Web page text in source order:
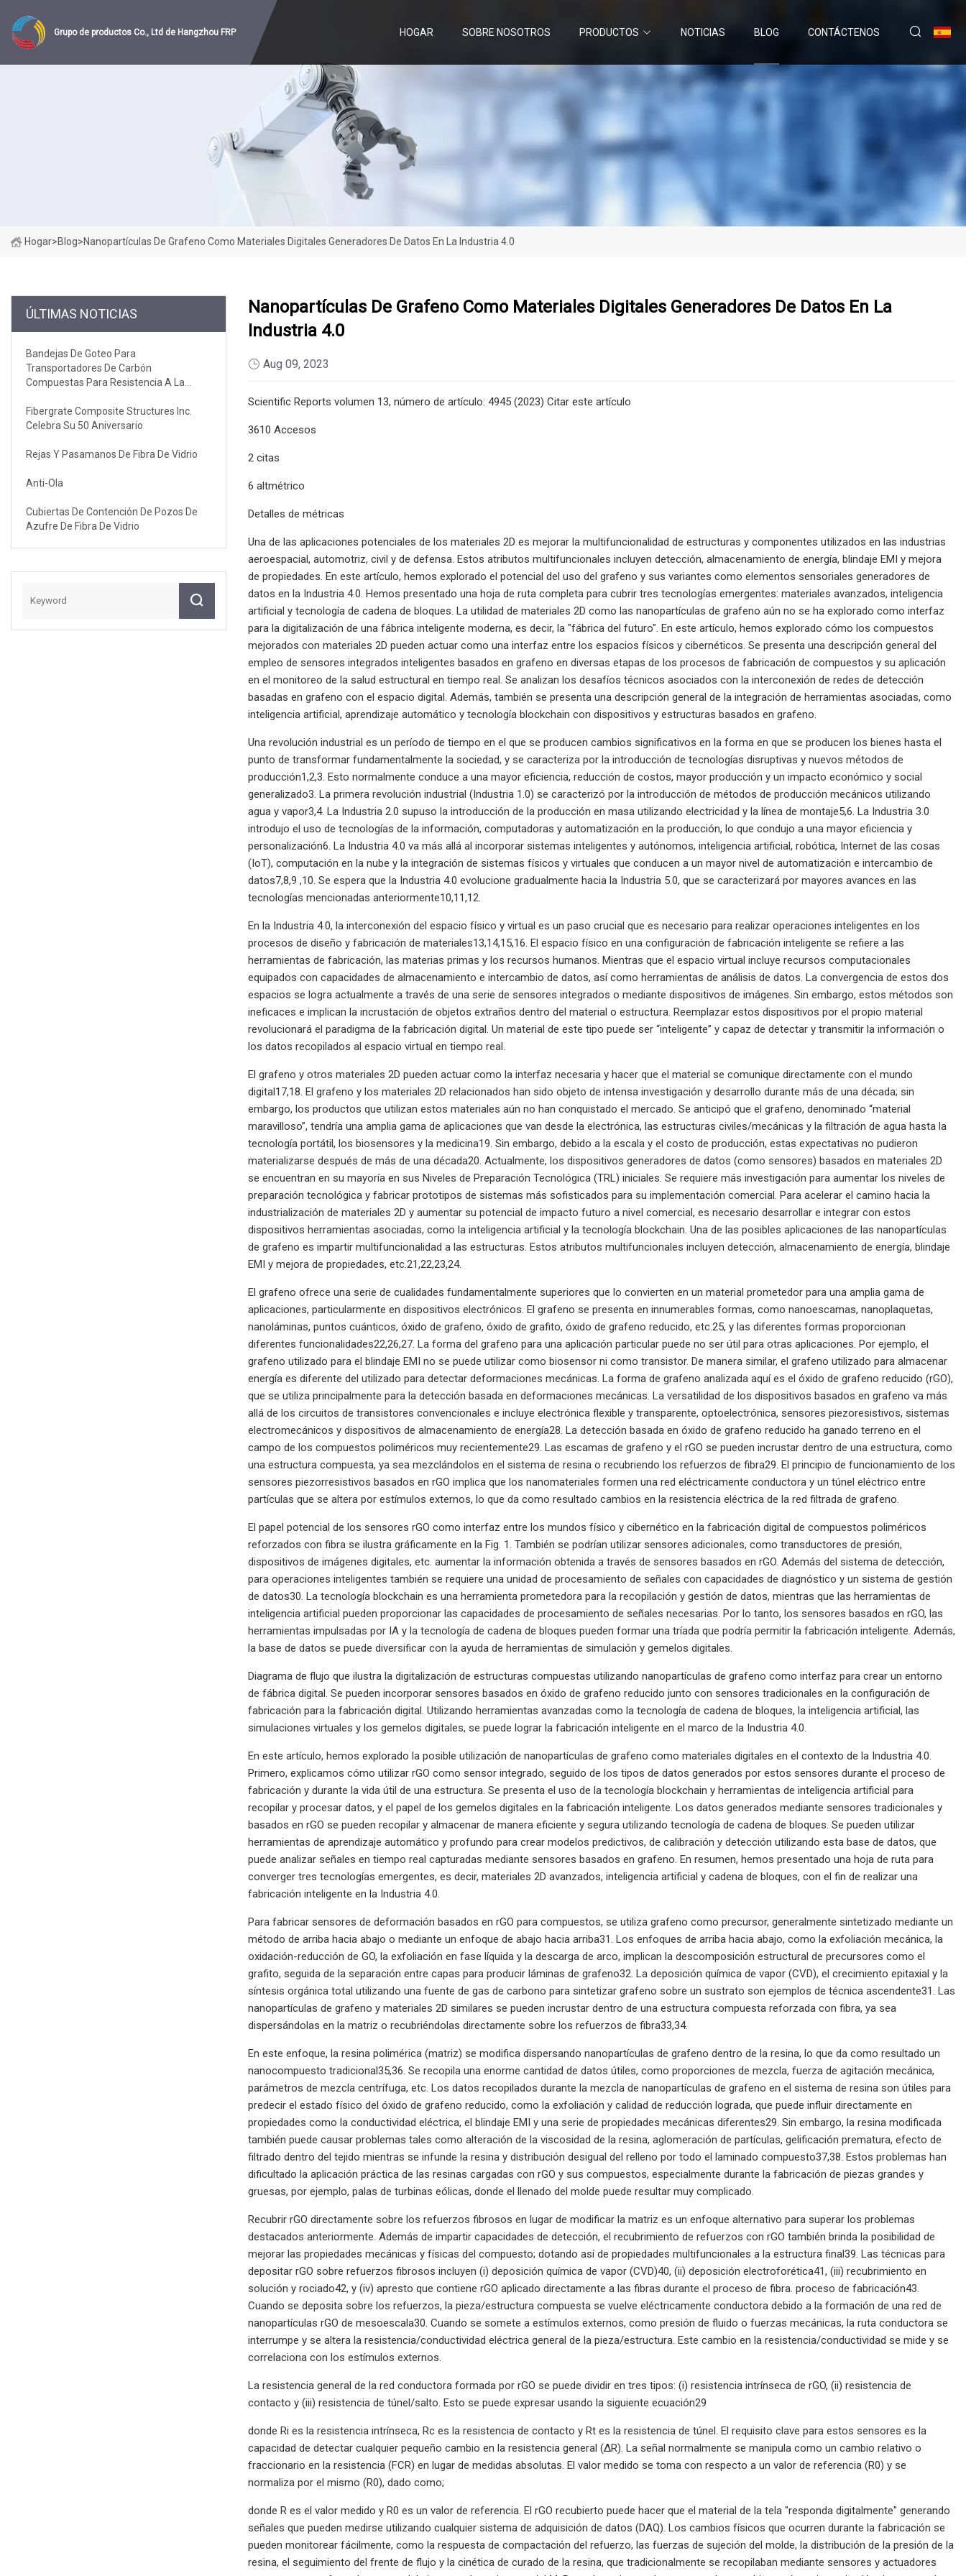
Grupo de productos Co., Ltd de Hangzhou FRP HOGAR SOBRE NOSOTROS PRODUCTOS NOTICIAS BLOG CONTÁCTENOS
Hogar>Blog>Nanopartículas De Grafeno Como Materiales Digitales Generadores De Datos En La Industria 4.0
ÚLTIMAS NOTICIAS
Bandejas De Goteo Para
Transportadores De Carbón
Compuestas Para Resistencia A La
Fibergrate Composite Structures Inc.
Celebra Su 50 Aniversario
Rejas Y Pasamanos De Fibra De Vidrio
Anti-Ola
Cubiertas De Contención De Pozos De
Azufre De Fibra De Vidrio
Nanopartículas De Grafeno Como Materiales Digitales Generadores De Datos En La
Industria 4.0
Aug 09, 2023
Scientific Reports volumen 13, número de artículo: 4945 (2023) Citar este artículo
3610 Accesos
2 citas
6 altmétrico
Detalles de métricas
Una de las aplicaciones potenciales de los materiales 2D es mejorar la multifuncionalidad de estructuras y componentes utilizados en las industrias
aeroespacial, automotriz, civil y de defensa. Estos atributos multifuncionales incluyen detección, almacenamiento de energía, blindaje EMI y mejora
de propiedades. En este artículo, hemos explorado el potencial del uso del grafeno y sus variantes como elementos sensoriales generadores de
datos en la Industria 4.0. Hemos presentado una hoja de ruta completa para cubrir tres tecnologías emergentes: materiales avanzados, inteligencia
artificial y tecnología de cadena de bloques. La utilidad de materiales 2D como las nanopartículas de grafeno aún no se ha explorado como interfaz
para la digitalización de una fábrica inteligente moderna, es decir, la "fábrica del futuro". En este artículo, hemos explorado cómo los compuestos
mejorados con materiales 2D pueden actuar como una interfaz entre los espacios físicos y cibernéticos. Se presenta una descripción general del
empleo de sensores integrados inteligentes basados ​​en grafeno en diversas etapas de los procesos de fabricación de compuestos y su aplicación
en el monitoreo de la salud estructural en tiempo real. Se analizan los desafíos técnicos asociados con la interconexión de redes de detección
basadas en grafeno con el espacio digital. Además, también se presenta una descripción general de la integración de herramientas asociadas, como
inteligencia artificial, aprendizaje automático y tecnología blockchain con dispositivos y estructuras basados ​​en grafeno.
Una revolución industrial es un período de tiempo en el que se producen cambios significativos en la forma en que se producen los bienes hasta el
punto de transformar fundamentalmente la sociedad, y se caracteriza por la introducción de tecnologías disruptivas y nuevos métodos de
producción1,2,3. Esto normalmente conduce a una mayor eficiencia, reducción de costos, mayor producción y un impacto económico y social
generalizado3. La primera revolución industrial (Industria 1.0) se caracterizó por la introducción de métodos de producción mecánicos utilizando
agua y vapor3,4. La Industria 2.0 supuso la introducción de la producción en masa utilizando electricidad y la línea de montaje5,6. La Industria 3.0
introdujo el uso de tecnologías de la información, computadoras y automatización en la producción, lo que condujo a una mayor eficiencia y
personalización6. La Industria 4.0 va más allá al incorporar sistemas inteligentes y autónomos, inteligencia artificial, robótica, Internet de las cosas
(IoT), computación en la nube y la integración de sistemas físicos y virtuales que conducen a un mayor nivel de automatización e intercambio de
datos7,8,9 ,10. Se espera que la Industria 4.0 evolucione gradualmente hacia la Industria 5.0, que se caracterizará por mayores avances en las
tecnologías mencionadas anteriormente10,11,12.
En la Industria 4.0, la interconexión del espacio físico y virtual es un paso crucial que es necesario para realizar operaciones inteligentes en los
procesos de diseño y fabricación de materiales13,14,15,16. El espacio físico en una configuración de fabricación inteligente se refiere a las
herramientas de fabricación, las materias primas y los recursos humanos. Mientras que el espacio virtual incluye recursos computacionales
equipados con capacidades de almacenamiento e intercambio de datos, así como herramientas de análisis de datos. La convergencia de estos dos
espacios se logra actualmente a través de una serie de sensores integrados o mediante dispositivos de imágenes. Sin embargo, estos métodos son
ineficaces e implican la incrustación de objetos extraños dentro del material o estructura. Reemplazar estos dispositivos por el propio material
revolucionará el paradigma de la fabricación digital. Un material de este tipo puede ser “inteligente” y capaz de detectar y transmitir la información o
los datos recopilados al espacio virtual en tiempo real.
El grafeno y otros materiales 2D pueden actuar como la interfaz necesaria y hacer que el material se comunique directamente con el mundo
digital17,18. El grafeno y los materiales 2D relacionados han sido objeto de intensa investigación y desarrollo durante más de una década; sin
embargo, los productos que utilizan estos materiales aún no han conquistado el mercado. Se anticipó que el grafeno, denominado “material
maravilloso”, tendría una amplia gama de aplicaciones que van desde la electrónica, las estructuras civiles/mecánicas y la filtración de agua hasta la
tecnología portátil, los biosensores y la medicina19. Sin embargo, debido a la escala y el costo de producción, estas expectativas no pudieron
materializarse después de más de una década20. Actualmente, los dispositivos generadores de datos (como sensores) basados ​​en materiales 2D
se encuentran en su mayoría en sus Niveles de Preparación Tecnológica (TRL) iniciales. Se requiere más investigación para aumentar los niveles de
preparación tecnológica y fabricar prototipos de sistemas más sofisticados para su implementación comercial. Para acelerar el camino hacia la
industrialización de materiales 2D y aumentar su potencial de impacto futuro a nivel comercial, es necesario desarrollar e integrar con estos
dispositivos herramientas asociadas, como la inteligencia artificial y la tecnología blockchain. Una de las posibles aplicaciones de las nanopartículas
de grafeno es impartir multifuncionalidad a las estructuras. Estos atributos multifuncionales incluyen detección, almacenamiento de energía, blindaje
EMI y mejora de propiedades, etc.21,22,23,24.
El grafeno ofrece una serie de cualidades fundamentalmente superiores que lo convierten en un material prometedor para una amplia gama de
aplicaciones, particularmente en dispositivos electrónicos. El grafeno se presenta en innumerables formas, como nanoescamas, nanoplaquetas,
nanoláminas, puntos cuánticos, óxido de grafeno, óxido de grafito, óxido de grafeno reducido, etc.25, y las diferentes formas proporcionan
diferentes funcionalidades22,26,27. La forma del grafeno para una aplicación particular puede no ser útil para otras aplicaciones. Por ejemplo, el
grafeno utilizado para el blindaje EMI no se puede utilizar como biosensor ni como transistor. De manera similar, el grafeno utilizado para almacenar
energía es diferente del utilizado para detectar deformaciones mecánicas. La forma de grafeno analizada aquí es el óxido de grafeno reducido (rGO),
que se utiliza principalmente para la detección basada en deformaciones mecánicas. La versatilidad de los dispositivos basados ​​en grafeno va más
allá de los circuitos de transistores convencionales e incluye electrónica flexible y transparente, optoelectrónica, sensores piezoresistivos, sistemas
electromecánicos y dispositivos de almacenamiento de energía28. La detección basada en óxido de grafeno reducido ha ganado terreno en el
campo de los compuestos poliméricos muy recientemente29. Las escamas de grafeno y el rGO se pueden incrustar dentro de una estructura, como
una estructura compuesta, ya sea mezclándolos en el sistema de resina o recubriendo los refuerzos de fibra29. El principio de funcionamiento de los
sensores piezorresistivos basados ​​en rGO implica que los nanomateriales formen una red eléctricamente conductora y un túnel eléctrico entre
partículas que se altera por estímulos externos, lo que da como resultado cambios en la resistencia eléctrica de la red filtrada de grafeno.
El papel potencial de los sensores rGO como interfaz entre los mundos físico y cibernético en la fabricación digital de compuestos poliméricos
reforzados con fibra se ilustra gráficamente en la Fig. 1. También se podrían utilizar sensores adicionales, como transductores de presión,
dispositivos de imágenes digitales, etc. aumentar la información obtenida a través de sensores basados ​​en rGO. Además del sistema de detección,
para operaciones inteligentes también se requiere una unidad de procesamiento de señales con capacidades de diagnóstico y un sistema de gestión
de datos30. La tecnología blockchain es una herramienta prometedora para la recopilación y gestión de datos, mientras que las herramientas de
inteligencia artificial pueden proporcionar las capacidades de procesamiento de señales necesarias. Por lo tanto, los sensores basados ​​en rGO, las
herramientas impulsadas por IA y la tecnología de cadena de bloques pueden formar una tríada que podría permitir la fabricación inteligente. Además,
la base de datos se puede diversificar con la ayuda de herramientas de simulación y gemelos digitales.
Diagrama de flujo que ilustra la digitalización de estructuras compuestas utilizando nanopartículas de grafeno como interfaz para crear un entorno
de fábrica digital. Se pueden incorporar sensores basados ​​en óxido de grafeno reducido junto con sensores tradicionales en la configuración de
fabricación para la fabricación digital. Utilizando herramientas avanzadas como la tecnología de cadena de bloques, la inteligencia artificial, las
simulaciones virtuales y los gemelos digitales, se puede lograr la fabricación inteligente en el marco de la Industria 4.0.
En este artículo, hemos explorado la posible utilización de nanopartículas de grafeno como materiales digitales en el contexto de la Industria 4.0.
Primero, explicamos cómo utilizar rGO como sensor integrado, seguido de los tipos de datos generados por estos sensores durante el proceso de
fabricación y durante la vida útil de una estructura. Se presenta el uso de la tecnología blockchain y herramientas de inteligencia artificial para
recopilar y procesar datos, y el papel de los gemelos digitales en la fabricación inteligente. Los datos generados mediante sensores tradicionales y
basados ​​en rGO se pueden recopilar y almacenar de manera eficiente y segura utilizando tecnología de cadena de bloques. Se pueden utilizar
herramientas de aprendizaje automático y profundo para crear modelos predictivos, de calibración y detección utilizando esta base de datos, que
puede analizar señales en tiempo real capturadas mediante sensores basados ​​en grafeno. En resumen, hemos presentado una hoja de ruta para
converger tres tecnologías emergentes, es decir, materiales 2D avanzados, inteligencia artificial y cadena de bloques, con el fin de realizar una
fabricación inteligente en la Industria 4.0.
Para fabricar sensores de deformación basados ​​en rGO para compuestos, se utiliza grafeno como precursor, generalmente sintetizado mediante un
método de arriba hacia abajo o mediante un enfoque de abajo hacia arriba31. Los enfoques de arriba hacia abajo, como la exfoliación mecánica, la
oxidación-reducción de GO, la exfoliación en fase líquida y la descarga de arco, implican la descomposición estructural de precursores como el
grafito, seguida de la separación entre capas para producir láminas de grafeno32. La deposición química de vapor (CVD), el crecimiento epitaxial y la
síntesis orgánica total utilizando una fuente de gas de carbono para sintetizar grafeno sobre un sustrato son ejemplos de técnica ascendente31. Las
nanopartículas de grafeno y materiales 2D similares se pueden incrustar dentro de una estructura compuesta reforzada con fibra, ya sea
dispersándolas en la matriz o recubriéndolas directamente sobre los refuerzos de fibra33,34.
En este enfoque, la resina polimérica (matriz) se modifica dispersando nanopartículas de grafeno dentro de la resina, lo que da como resultado un
nanocompuesto tradicional35,36. Se recopila una enorme cantidad de datos útiles, como proporciones de mezcla, fuerza de agitación mecánica,
parámetros de mezcla centrífuga, etc. Los datos recopilados durante la mezcla de nanopartículas de grafeno en el sistema de resina son útiles para
predecir el estado físico del óxido de grafeno reducido, como la exfoliación y calidad de reducción lograda, que puede influir directamente en
propiedades como la conductividad eléctrica, el blindaje EMI y una serie de propiedades mecánicas diferentes29. Sin embargo, la resina modificada
también puede causar problemas tales como alteración de la viscosidad de la resina, aglomeración de partículas, gelificación prematura, efecto de
filtrado dentro del tejido mientras se infunde la resina y distribución desigual del relleno por todo el laminado compuesto37,38. Estos problemas han
dificultado la aplicación práctica de las resinas cargadas con rGO y sus compuestos, especialmente durante la fabricación de piezas grandes y
gruesas, por ejemplo, palas de turbinas eólicas, donde el llenado del molde puede resultar muy complicado.
Recubrir rGO directamente sobre los refuerzos fibrosos en lugar de modificar la matriz es un enfoque alternativo para superar los problemas
destacados anteriormente. Además de impartir capacidades de detección, el recubrimiento de refuerzos con rGO también brinda la posibilidad de
mejorar las propiedades mecánicas y físicas del compuesto; dotando así de propiedades multifuncionales a la estructura final39. Las técnicas para
depositar rGO sobre refuerzos fibrosos incluyen (i) deposición química de vapor (CVD)40, (ii) deposición electroforética41, (iii) recubrimiento en
solución y rociado42, y (iv) apresto que contiene rGO aplicado directamente a las fibras durante el proceso de fibra. proceso de fabricación43.
Cuando se deposita sobre los refuerzos, la pieza/estructura compuesta se vuelve eléctricamente conductora debido a la formación de una red de
nanopartículas rGO de mesoescala30. Cuando se somete a estímulos externos, como presión de fluido o fuerzas mecánicas, la ruta conductora se
interrumpe y se altera la resistencia/conductividad eléctrica general de la pieza/estructura. Este cambio en la resistencia/conductividad se mide y se
correlaciona con los estímulos externos.
La resistencia general de la red conductora formada por rGO se puede dividir en tres tipos: (i) resistencia intrínseca de rGO, (ii) resistencia de
contacto y (iii) resistencia de túnel/salto. Esto se puede expresar usando la siguiente ecuación29
donde Ri es la resistencia intrínseca, Rc es la resistencia de contacto y Rt es la resistencia de túnel. El requisito clave para estos sensores es la
capacidad de detectar cualquier pequeño cambio en la resistencia general (ΔR). La señal normalmente se manipula como un cambio relativo o
fraccionario en la resistencia (FCR) en lugar de medidas absolutas. El valor medido se toma con respecto a un valor de referencia (R0) y se
normaliza por el mismo (R0), dado como;
donde R es el valor medido y R0 es un valor de referencia. El rGO recubierto puede hacer que el material de la tela "responda digitalmente" generando
señales que pueden medirse utilizando cualquier sistema de adquisición de datos (DAQ). Los cambios físicos que ocurren durante la fabricación se
pueden monitorear fácilmente, como la respuesta de compactación del refuerzo, las fuerzas de sujeción del molde, la distribución de la presión de la
resina, el seguimiento del frente de flujo y la cinética de curado de la resina, que tradicionalmente se recopilaban mediante sensores y actuadores